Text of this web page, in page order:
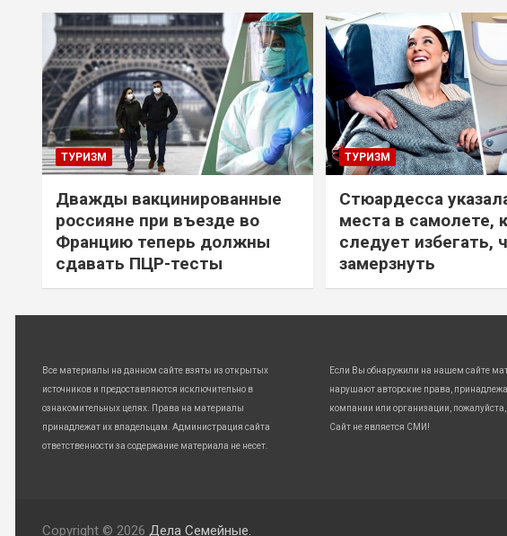
ТУРИЗМ
Дважды вакцинированные
россияне при въезде во
Францию теперь должны
сдавать ПЦР-тесты
ТУРИЗМ
Стюардесса
места в самолете,
следует избегать,
замерзнуть
Все материалы на данном сайте взяты из открытых
источников и предоставляются исключительно в
ознакомительных целях. Права на материалы
принадлежат их владельцам. Администрация сайта
ответственности за содержание материала не несет.
Если Вы обнаружили на нашем сайте
нарушают авторские права,
компании или организации,
Сайт не является СМИ!
Copyright © 2026 Дела Семейные.